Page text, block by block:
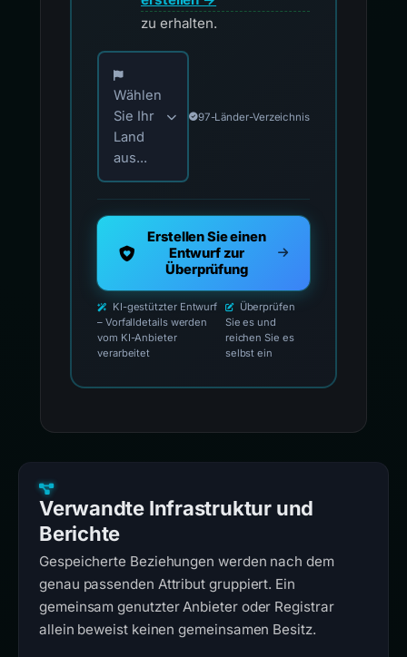
zu erhalten.
Wählen Sie Ihr Land für offizielle
Wählen
Sie Ihr
Land
aus...
97-Länder-Verzeichnis
Erstellen Sie einen
Entwurf zur
Überprüfung
KI-gestützter Entwurf
– Vorfalldetails werden
vom KI-Anbieter
verarbeitet
Überprüfen
Sie es und
reichen Sie es
selbst ein
Verwandte Infrastruktur und
Berichte
Gespeicherte Beziehungen werden nach dem
genau passenden Attribut gruppiert. Ein
gemeinsam genutzter Anbieter oder Registrar
allein beweist keinen gemeinsamen Besitz.